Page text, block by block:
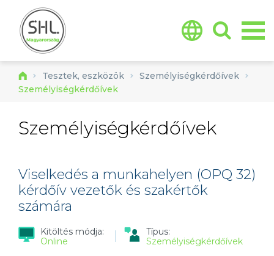
Tesztek, eszközök
Személyiségkérdőívek
Személyiségkérdőívek
Személyiségkérdőívek
Viselkedés a munkahelyen (OPQ 32)
kérdőív vezetők és szakértők
számára
Kitöltés módja:
Online
Típus:
Személyiségkérdőívek